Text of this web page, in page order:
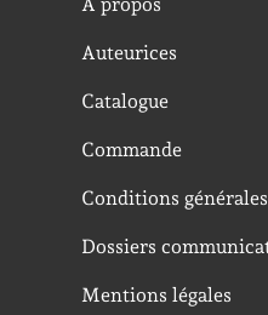
Auteurices
Catalogue
Commande
Conditions
Dossiers
Mentions légales